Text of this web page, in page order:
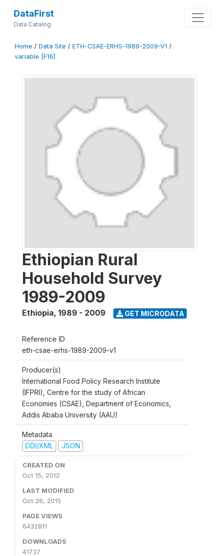
DataFirst
Data Catalog
Home / Data Site / ETH-CSAE-ERHS-1989-2009-V1 /
variable [F16]
Ethiopian Rural
Household Survey
1989-2009
Ethiopia, 1989 - 2009 GET MICRODATA
Reference ID
eth-csae-erhs-1989-2009-v1
Producer(s)
International Food Policy Research Institute
(IFPRI), Centre for the study of African
Economies (CSAE), Department of Economics,
Addis Ababa University (AAU)
Metadata
DDI/XML
JSON
CREATED ON
Oct 15, 2012
LAST MODIFIED
Oct 26, 2015
PAGE VIEWS
6432811
DOWNLOADS
41737